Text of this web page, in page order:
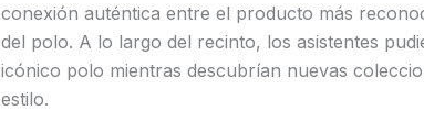
conexión auténtica entre el producto más
del polo. A lo largo del recinto, los asistentes
icónico polo mientras descubrían nuevas
estilo.